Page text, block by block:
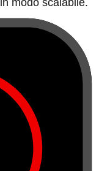
modo scalabile.